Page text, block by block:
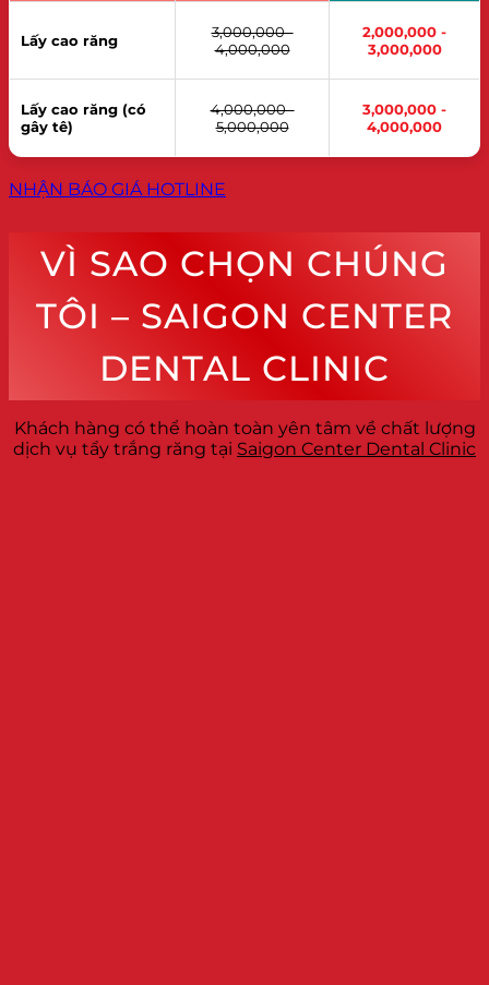
Lấy cao răng
3,000,000 -
4,000,000
2,000,000 -
3,000,000
Lấy cao răng (có
gây tê)
4,000,000 -
5,000,000
3,000,000 -
4,000,000
NHẬN BÁO GIÁ HOTLINE
VÌ SAO CHỌN CHÚNG
TÔI – SAIGON CENTER
DENTAL CLINIC
Khách hàng có thể hoàn toàn yên tâm về chất lượng
dịch vụ tẩy trắng răng tại Saigon Center Dental Clinic